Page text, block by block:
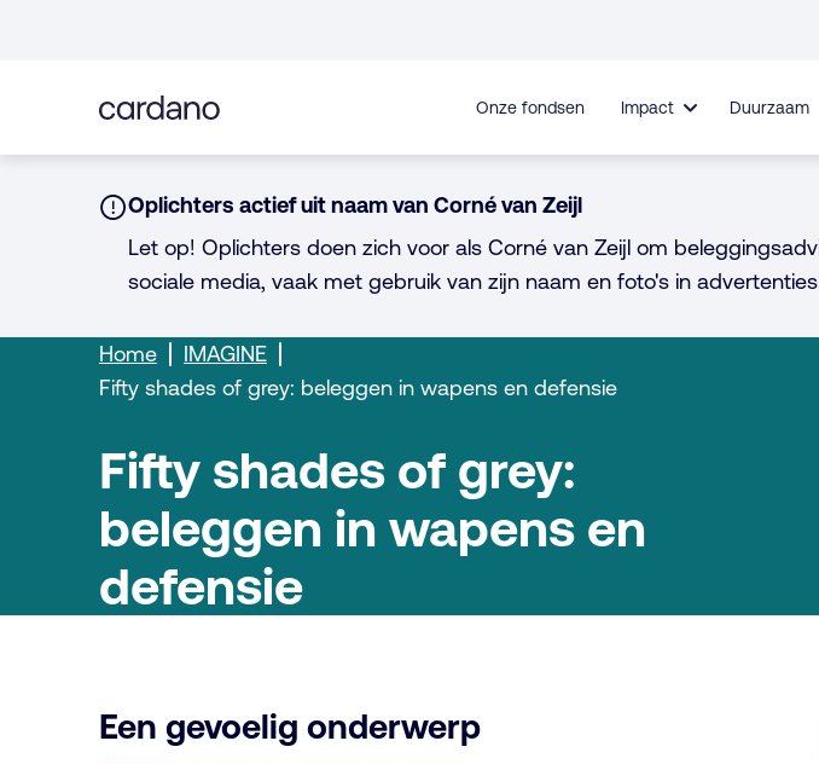
inhoud
Onze fondsen Impact Duurzaam
Notice:
Oplichters actief uit naam van Corné van Zeijl
Let op! Oplichters doen zich voor als Corné van Zeijl om
sociale media, vaak met gebruik van zijn naam en foto's in
Home
IMAGINE
Fifty shades of grey: beleggen in wapens en defensie
Fifty shades of grey:
beleggen in wapens en
defensie
Een gevoelig onderwerp